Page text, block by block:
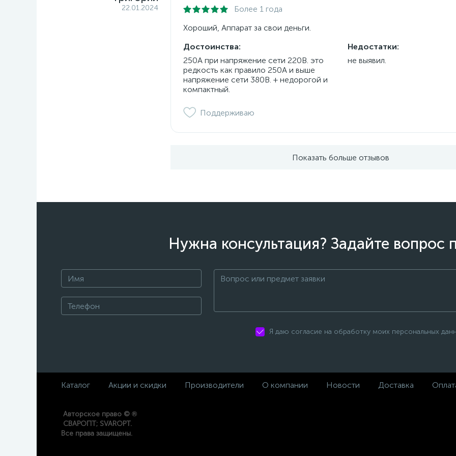
22.01.2024
Более 1 года
Хороший, Аппарат за свои деньги.
Достоинства:
250А при напряжение сети 220В. это
редкость как правило 250А и выше
напряжение сети 380В. + недорогой и
компактный.
Недостатки:
не выявил.
Поддерживаю
Показать больше отзывов
Нужна консультация? Задайте вопрос
Я даю согласие на обработку моих персональных
Каталог Акции и скидки Производители О компании Новости Доставка
Авторское право © ®
СВАРОПТ; SVAROPT.
Все права защищены.